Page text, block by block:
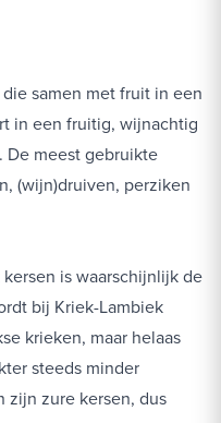
samen met fruit in een
in een fruitig, wijnachtig
De meest gebruikte
(wijn)druiven, perziken
is waarschijnlijk de
bij Kriek-Lambiek
krieken, maar helaas
steeds minder
zijn zure kersen, dus